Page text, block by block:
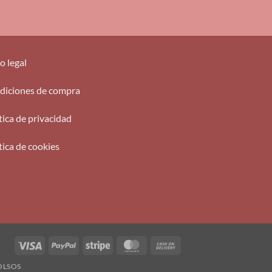
legal
de compra
de privacidad
de cookies
Visa PayPal Stripe MasterCard